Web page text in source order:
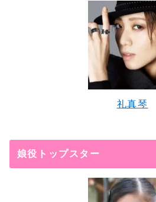
礼真琴
娘役トップスター